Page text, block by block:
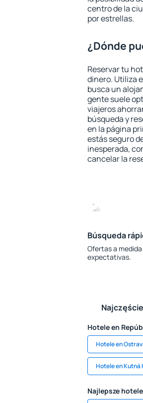
centro de la
por estrellas.
¿Dónde
Reservar tu
dinero. Utiliza
busca un
gente suele
viajeros
búsqueda y
en la página
estás seguro
inesperada,
cancelar la
Búsqueda
Ofertas a
expectativas.
Hotele en
Hotele en
Hotele en Kutná
Najlepsze